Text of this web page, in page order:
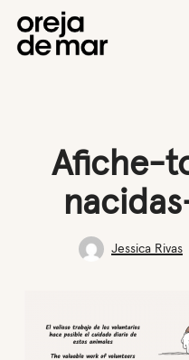
Afiche-
Jessica Rivas